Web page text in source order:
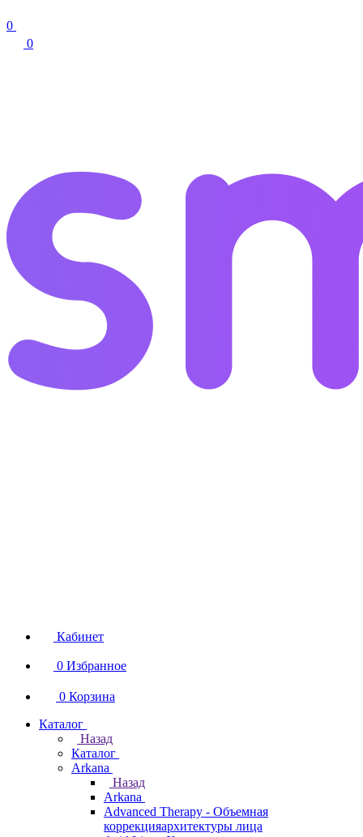
0
0
Кабинет
0 Избранное
0 Корзина
Каталог
Назад
Каталог
Arkana
Назад
Arkana
Advanced Therapy - Объемная
коррекцияархитектуры лица